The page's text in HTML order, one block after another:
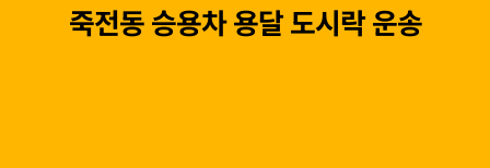
죽전동 승용차 용달 도시락 운송